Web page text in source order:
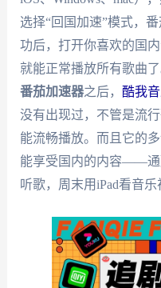
选择“回国加速”模式，
功后，打开你喜欢的国
就能正常播放所有歌曲
番茄加速器之后， 酷我
没有出现过，不管是流
能流畅播放。而且它的
能享受国内的内容——通
听歌，周末用iPad看音乐